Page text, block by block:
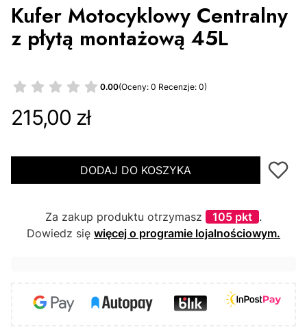
Kufer Motocyklowy Centralny
z płytą montażową 45L
0.00(Oceny: 0 Recenzje: 0)
Cena
215,00 zł
DODAJ DO KOSZYKA
Za zakup produktu otrzymasz 105 pkt .
Dowiedz się więcej o programie lojalnościowym.